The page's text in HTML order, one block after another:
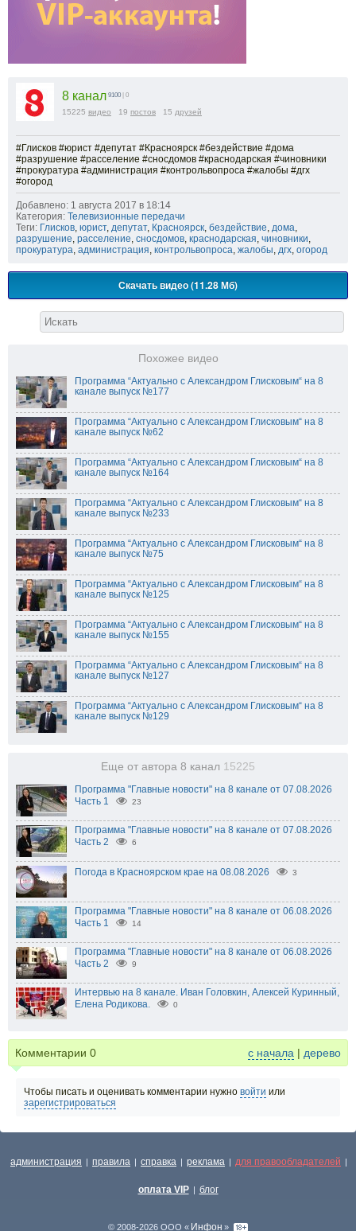
8 канал 9100 | 0
15225 видео 19 постов 15 друзей
#Глисков #юрист #депутат #Красноярск #бездействие #дома
#разрушение #расселение #сносдомов #краснодарская #чиновники
#прокуратура #администрация #контрольвопроса #жалобы #дгх
#огород
Добавлено: 1 августа 2017 в 18:14
Категория: Телевизионные передачи
Теги: Глисков, юрист, депутат, Красноярск, бездействие, дома,
разрушение, расселение, сносдомов, краснодарская, чиновники,
прокуратура, администрация, контрольвопроса, жалобы, дгх, огород
Скачать видео (11.28 Мб)
Похожее видео
Программа “Актуально с Александром Глисковым“ на 8
канале выпуск №177
Программа “Актуально с Александром Глисковым“ на 8
канале выпуск №62
Программа “Актуально с Александром Глисковым“ на 8
канале выпуск №164
Программа “Актуально с Александром Глисковым“ на 8
канале выпуск №233
Программа “Актуально с Александром Глисковым“ на 8
канале выпуск №75
Программа “Актуально с Александром Глисковым“ на 8
канале выпуск №125
Программа “Актуально с Александром Глисковым“ на 8
канале выпуск №155
Программа “Актуально с Александром Глисковым“ на 8
канале выпуск №127
Программа “Актуально с Александром Глисковым“ на 8
канале выпуск №129
Еще от автора 8 канал 15225
Программа "Главные новости" на 8 канале от 07.08.2026
Часть 1
23
Программа "Главные новости" на 8 канале от 07.08.2026
Часть 2
6
Погода в Красноярском крае на 08.08.2026 3
Программа "Главные новости" на 8 канале от 06.08.2026
Часть 1
14
Программа "Главные новости" на 8 канале от 06.08.2026
Часть 2
9
Интервью на 8 канале. Иван Головкин, Алексей Куринный,
Елена Родикова.
0
Комментарии 0 с начала | дерево
Чтобы писать и оценивать комментарии нужно войти или
зарегистрироваться
администрация | правила | справка | реклама | для правообладателей |
оплата VIP | блог
© 2008-2026 ООО « Инфон »